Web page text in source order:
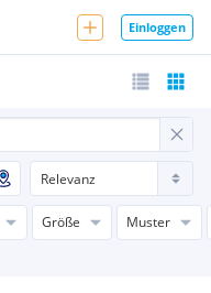
Einloggen
Größe
Muster